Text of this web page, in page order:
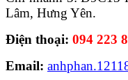
Lâm, Hưng Yên.
Điện thoại: 094 223
Email: